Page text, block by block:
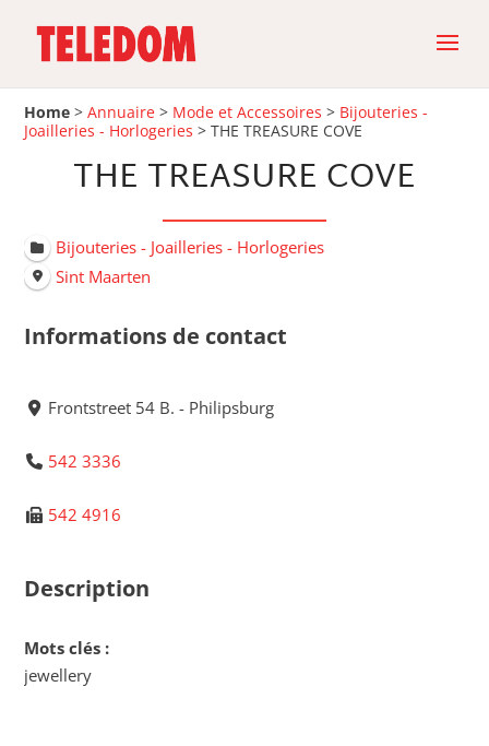
Home >Annuaire > Mode et Accessoires > Bijouteries -
Joailleries - Horlogeries >THE TREASURE COVE
THE TREASURE COVE
Bijouteries - Joailleries - Horlogeries
Sint Maarten
Informations de contact
Frontstreet 54 B. - Philipsburg
542 3336
542 4916
Description
Mots clés :
jewellery